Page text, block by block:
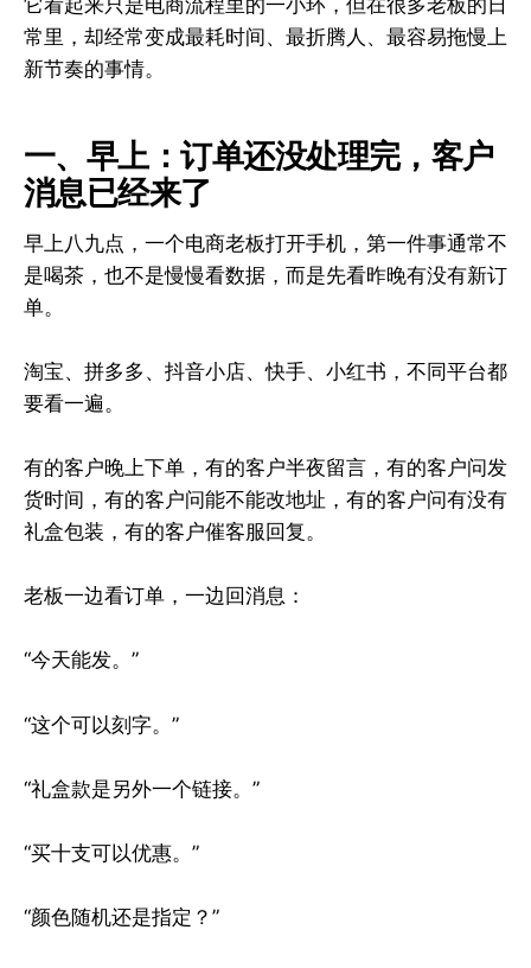
它看起来只是电商流程里的一小环，但在很多老板的日
常里，却经常变成最耗时间、最折腾人、最容易拖慢上
新节奏的事情。
一、早上：订单还没处理完，客户
消息已经来了
早上八九点，一个电商老板打开手机，第一件事通常不
是喝茶，也不是慢慢看数据，而是先看昨晚有没有新订
单。
淘宝、拼多多、抖音小店、快手、小红书，不同平台都
要看一遍。
有的客户晚上下单，有的客户半夜留言，有的客户问发
货时间，有的客户问能不能改地址，有的客户问有没有
礼盒包装，有的客户催客服回复。
老板一边看订单，一边回消息：
“今天能发。”
“这个可以刻字。”
“礼盒款是另外一个链接。”
“买十支可以优惠。”
“颜色随机还是指定？”